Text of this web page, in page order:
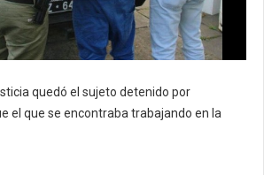
quedó el sujeto detenido por
el que se encontraba trabajando en la